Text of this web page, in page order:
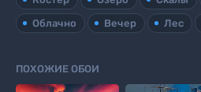
Облачно
Вечер Лес
ПОХОЖИЕ ОБОИ